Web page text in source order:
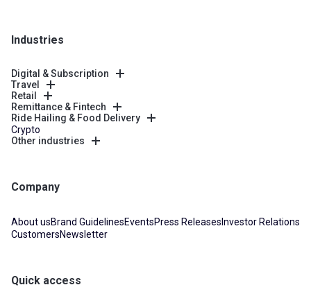
Industries
Digital & Subscription
Travel
Retail
Remittance & Fintech
Ride Hailing & Food Delivery
Crypto
Other industries
Company
About usBrand GuidelinesEventsPress Releases Investor Relations
CustomersNewsletter
Quick access